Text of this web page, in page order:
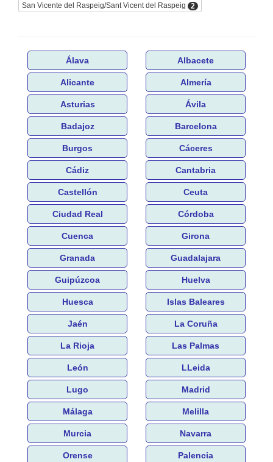
San Vicente del Raspeig/Sant Vicent del Raspeig
2
Álava Albacete
Alicante Almería
Asturias Ávila
Badajoz Barcelona
Burgos Cáceres
Cádiz Cantabria
Castellón Ceuta
Ciudad Real Córdoba
Cuenca Girona
Granada Guadalajara
Guipúzcoa Huelva
Huesca Islas Baleares
Jaén La Coruña
La Rioja Las Palmas
León LLeida
Lugo Madrid
Málaga Melilla
Murcia Navarra
Orense Palencia